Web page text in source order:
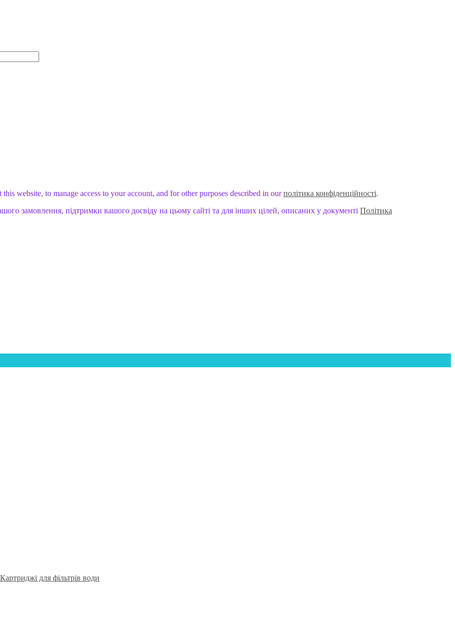
website, to manage access to your account, and for other purposes described in ourполітика конфіденційності.
замовлення, підтримки вашого досвіду на цьому сайті та для інших цілей, описаних у документі Політика
Картриджі для фільтрів води